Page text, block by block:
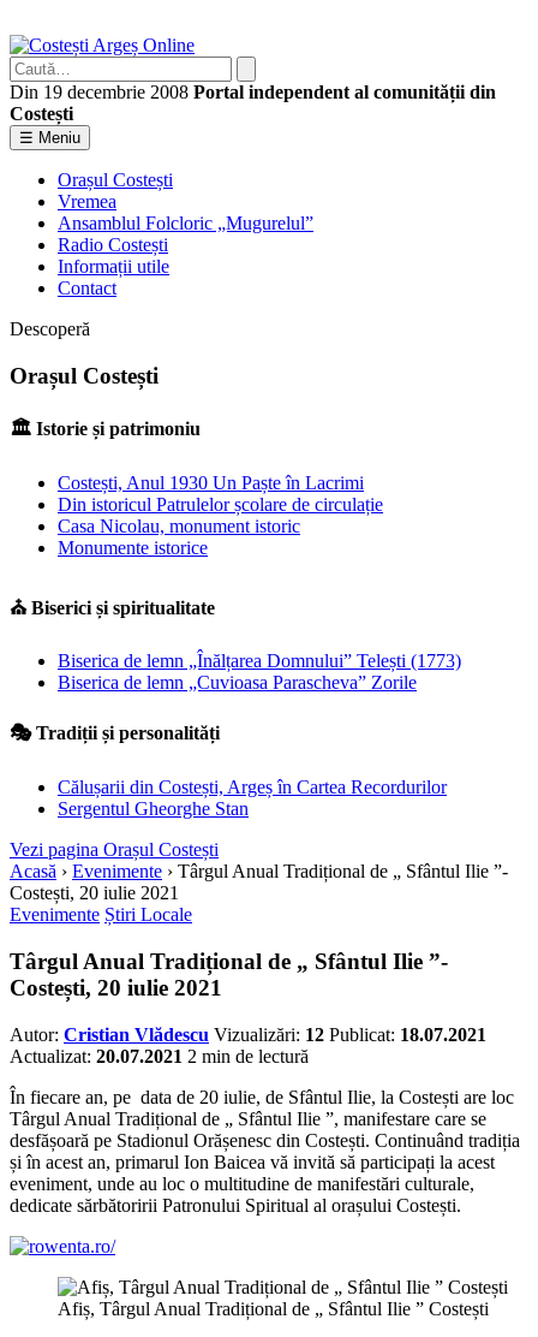
Caută
Din 19 decembrie 2008 Portal independent al comunității din
Costești
☰ Meniu
Orașul Costești
Vremea
Ansamblul Folcloric „Mugurelul”
Radio Costești
Informații utile
Contact
Descoperă
Orașul Costești
🏛 Istorie și patrimoniu
Costești, Anul 1930 Un Paște în Lacrimi
Din istoricul Patrulelor școlare de circulație
Casa Nicolau, monument istoric
Monumente istorice
⛪Biserici și spiritualitate
Biserica de lemn „Înălțarea Domnului” Telești (1773)
Biserica de lemn „Cuvioasa Parascheva” Zorile
🎭Tradiții și personalități
Călușarii din Costești, Argeș în Cartea Recordurilor
Sergentul Gheorghe Stan
Vezi pagina Orașul Costești
Acasă › Evenimente › Târgul Anual Tradițional de „ Sfântul Ilie ”-
Costești, 20 iulie 2021
Evenimente Știri Locale
Târgul Anual Tradițional de „ Sfântul Ilie ”-
Costești, 20 iulie 2021
Autor: Cristian Vlădescu Vizualizări: 12 Publicat: 18.07.2021
Actualizat: 20.07.2021 2 min de lectură
În fiecare an, pe data de 20 iulie, de Sfântul Ilie, la Costești are loc
Târgul Anual Tradițional de „ Sfântul Ilie ”, manifestare care se
desfășoară pe Stadionul Orășenesc din Costești. Continuând tradiția
și în acest an, primarul Ion Baicea vă invită să participați la acest
eveniment, unde au loc o multitudine de manifestări culturale,
dedicate sărbătoririi Patronului Spiritual al orașului Costești.
Afiș, Târgul Anual Tradițional de „ Sfântul Ilie ” Costești